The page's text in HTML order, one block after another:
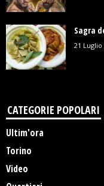
Sagra
21 Luglio
CATEGORIE POPOLARI
Ultim'ora
Torino
Video